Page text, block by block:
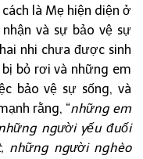
là Mẹ hiện diện ở
và sự bảo vệ sự
nhi chưa được sinh
bỏ rơi và những em
bảo vệ sự sống, và
rằng, “những em
người yếu đuối
những người nghèo